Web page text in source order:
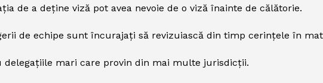
de a deține viză pot avea nevoie de o viză înainte de călătorie.
de echipe sunt încurajați să revizuiască din timp cerințele în
mari care provin din mai multe jurisdicții.